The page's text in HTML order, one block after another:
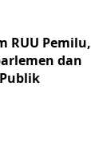
RUU Pemilu,
dan